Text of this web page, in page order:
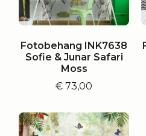
Fotobehang INK7638
Sofie & Junar Safari
Moss
€ 73,00